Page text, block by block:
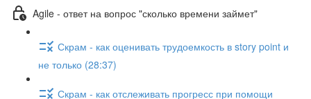
Agile - ответ на вопрос "сколько времени займет"
Скрам - как оценивать трудоемкость в story point и
не только (28:37)
Скрам - как отслеживать прогресс при помощи